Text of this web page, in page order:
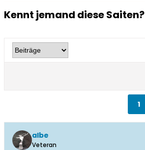
Kennt jemand diese Saiten?
1
albe
Veteran